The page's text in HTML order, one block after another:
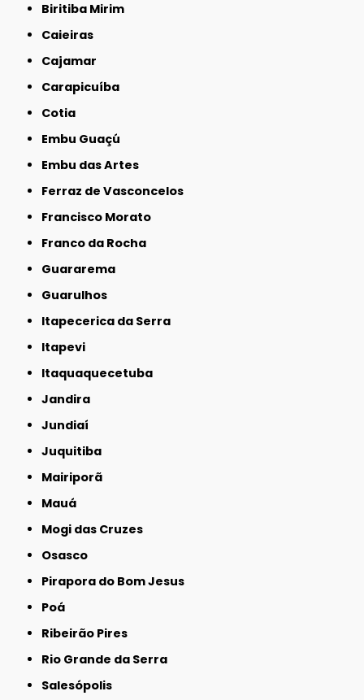
Biritiba Mirim
Caieiras
Cajamar
Carapicuíba
Cotia
Embu Guaçú
Embu das Artes
Ferraz de Vasconcelos
Francisco Morato
Franco da Rocha
Guararema
Guarulhos
Itapecerica da Serra
Itapevi
Itaquaquecetuba
Jandira
Jundiaí
Juquitiba
Mairiporã
Mauá
Mogi das Cruzes
Osasco
Pirapora do Bom Jesus
Poá
Ribeirão Pires
Rio Grande da Serra
Salesópolis